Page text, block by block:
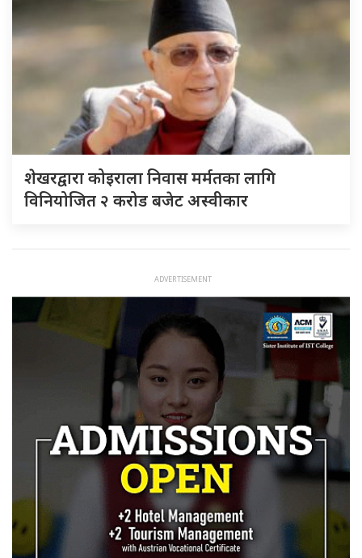
शेखरद्वारा कोइराला निवास मर्मतका लागि
विनियोजित २ करोड बजेट अस्वीकार